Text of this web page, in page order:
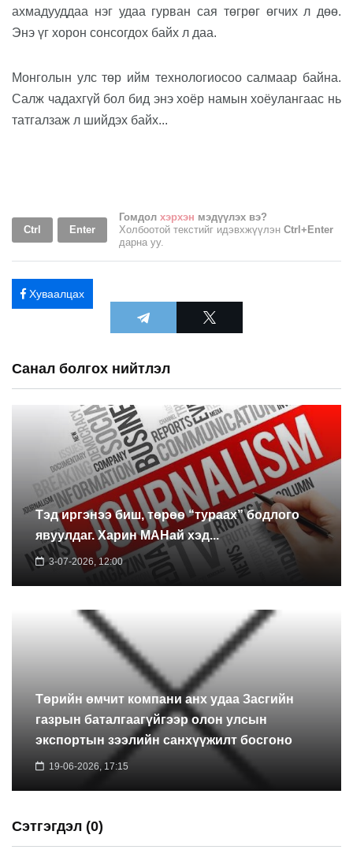
ахмадууддаа нэг удаа гурван сая төгрөг өгчих л дөө.
Энэ үг хорон сонсогдох байх л даа.
Монголын улс төр ийм технологиосоо салмаар байна.
Салж чадахгүй бол бид энэ хоёр намын хоёулангаас нь
татгалзаж л шийдэх байх...
Ctrl Enter
Гомдол хэрхэн мэдүүлэх вэ?
Холбоотой текстийг идэвхжүүлэн Ctrl+Enter
дарна уу.
Хуваалцах
Санал болгох нийтлэл
Тэд иргэнээ биш, төрөө “тураах” бодлого
явуулдаг. Харин МАНай хэд...
3-07-2026, 12:00
Төрийн өмчит компани анх удаа Засгийн
газрын баталгаагүйгээр олон улсын
экспортын зээлийн санхүүжилт босгоно
19-06-2026, 17:15
Сэтгэгдэл (0)